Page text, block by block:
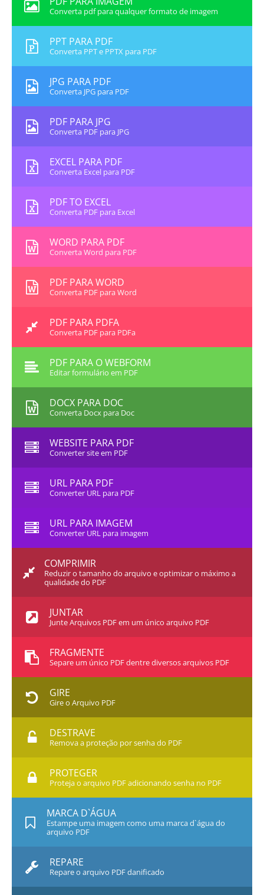
Converta pdf para qualquer formato de imagem
PPT PARA PDF
Converta PPT e PPTX para PDF
JPG PARA PDF
Converta JPG para PDF
PDF PARA JPG
Converta PDF para JPG
EXCEL PARA PDF
Converta Excel para PDF
PDF TO EXCEL
Converta PDF para Excel
WORD PARA PDF
Converta Word para PDF
PDF PARA WORD
Converta PDF para Word
PDF PARA PDFA
Converta PDF para PDFa
PDF PARA O WEBFORM
Editar formulário em PDF
DOCX PARA DOC
Converta Docx para Doc
WEBSITE PARA PDF
Converter site em PDF
URL PARA PDF
Converter URL para PDF
URL PARA IMAGEM
Converter URL para imagem
COMPRIMIR
Reduzir o tamanho do arquivo e optimizar o máximo a
qualidade do PDF
JUNTAR
Junte Arquivos PDF em um único arquivo PDF
FRAGMENTE
Separe um único PDF dentre diversos arquivos PDF
GIRE
Gire o Arquivo PDF
DESTRAVE
Remova a proteção por senha do PDF
PROTEGER
Proteja o arquivo PDF adicionando senha no PDF
MARCA D`ÁGUA
Estampe uma imagem como uma marca d`água do
arquivo PDF
REPARE
Repare o arquivo PDF danificado